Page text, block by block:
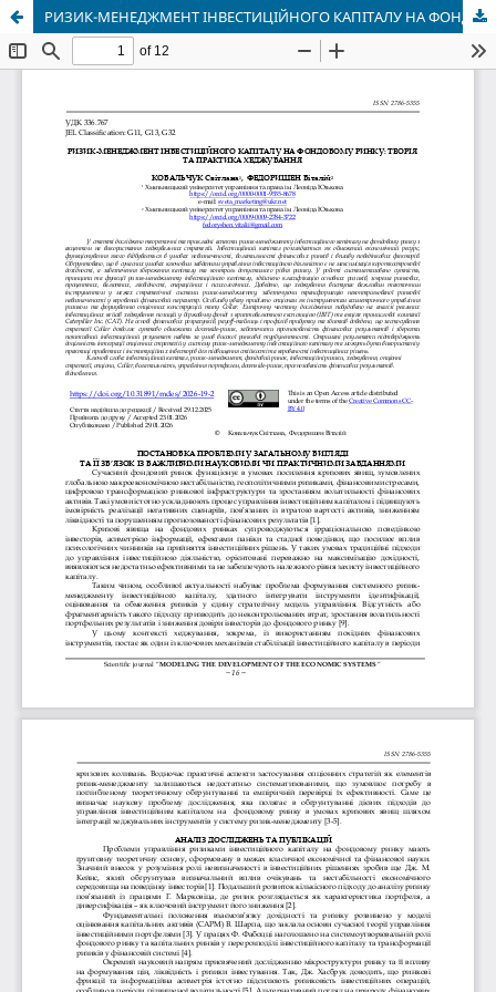
РИЗИК-МЕНЕДЖМЕНТ ІНВЕСТИЦІЙНОГО КАПІТАЛУ НА ФОНДОВОМУ РИНКУ: ТЕОРІЯ ТА ПРАКТИКА ХЕДЖУВАННЯ